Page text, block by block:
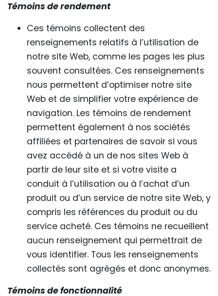
Témoins de rendement
Ces témoins collectent des
renseignements relatifs à l’utilisation de
notre site Web, comme les pages les plus
souvent consultées. Ces renseignements
nous permettent d’optimiser notre site
Web et de simplifier votre expérience de
navigation. Les témoins de rendement
permettent également à nos sociétés
affiliées et partenaires de savoir si vous
avez accédé à un de nos sites Web à
partir de leur site et si votre visite a
conduit à l’utilisation ou à l’achat d’un
produit ou d’un service de notre site Web, y
compris les références du produit ou du
service acheté. Ces témoins ne recueillent
aucun renseignement qui permettrait de
vous identifier. Tous les renseignements
collectés sont agrégés et donc anonymes.
Témoins de fonctionnalité